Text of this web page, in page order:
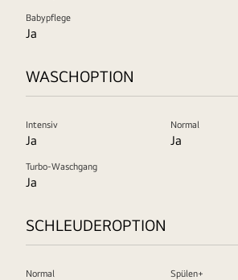
Babypflege
Ja
WASCHOPTION
Intensiv
Ja
Normal
Ja
Turbo-Waschgang
Ja
SCHLEUDEROPTION
Normal Spülen+